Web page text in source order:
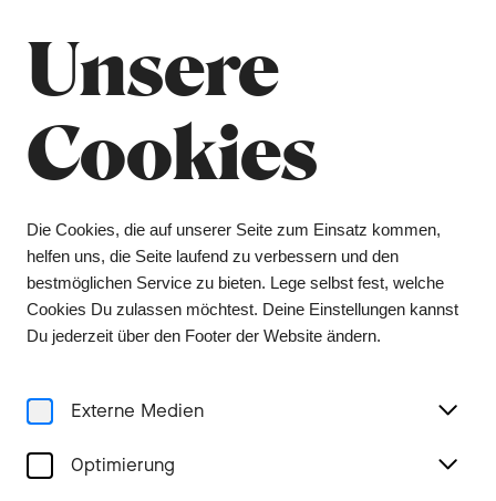
Unsere
Cookies
Die Cookies, die auf unserer Seite zum Einsatz kommen,
helfen uns, die Seite laufend zu verbessern und den
bestmöglichen Service zu bieten. Lege selbst fest, welche
Cookies Du zulassen möchtest. Deine Einstellungen kannst
Du jederzeit über den Footer der Website ändern.
Externe Medien
Optimierung
Das Orchesterbüro bleibt vom 6. Juli bis 9.
August geschlossen, das Ticketing vom 1. Juli bis
Zeit über unsere Vorverkaufsstelle Bider &
Tanner. Wir wünschen Ihnen einen schönen
Sommer und freuen uns auf ein Wiedersehen in
Menu
Konzerte